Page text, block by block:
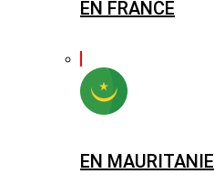
EN FRANCE
EN MAURITANIE